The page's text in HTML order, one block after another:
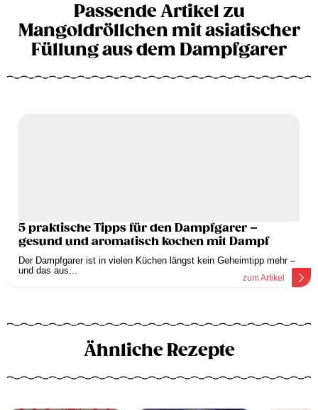
Passende Artikel zu
Mangoldröllchen mit asiatischer
Füllung aus dem Dampfgarer
5 praktische Tipps für den Dampfgarer –
gesund und aromatisch kochen mit Dampf
Der Dampfgarer ist in vielen Küchen längst kein Geheimtipp mehr –
und das aus...
zum Artikel
Ähnliche Rezepte